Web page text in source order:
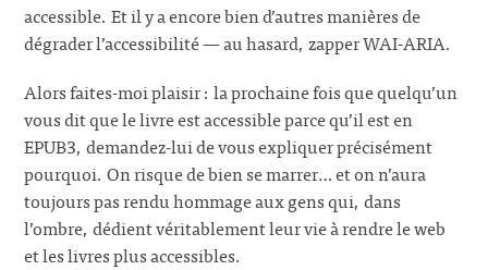
accessible. Et il y a encore bien d’autres manières de
dégrader l’accessibilité — au hasard, zapper WAI-ARIA.
Alors faites-moi plaisir : la prochaine fois que quelqu’un
vous dit que le livre est accessible parce qu’il est en
EPUB3, demandez-lui de vous expliquer précisément
pourquoi. On risque de bien se marrer… et on n’aura
toujours pas rendu hommage aux gens qui, dans
l’ombre, dédient véritablement leur vie à rendre le web
et les livres plus accessibles.